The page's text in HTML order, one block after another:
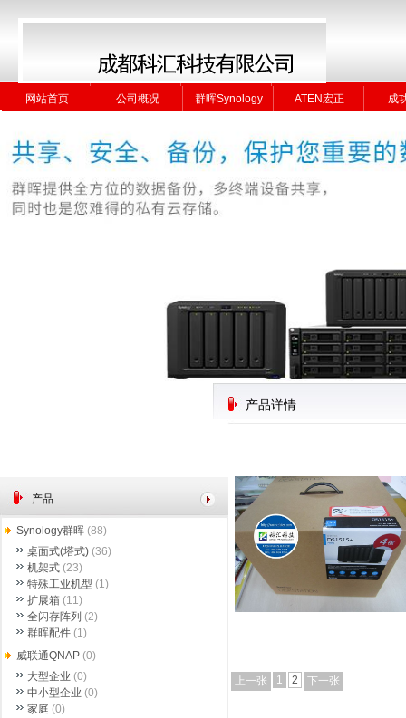
网站首页 公司概况 群晖Synology ATEN宏正 成
网站首页 公司概况 群晖Synology ATEN宏正 成
产品详情
上一张 1 2 下一张
产品
Synology群晖 (88)
桌面式(塔式) (36)
机架式 (23)
特殊工业机型 (1)
扩展箱 (11)
全闪存阵列 (2)
群晖配件 (1)
威联通QNAP (0)
大型企业 (0)
中小型企业 (0)
家庭 (0)